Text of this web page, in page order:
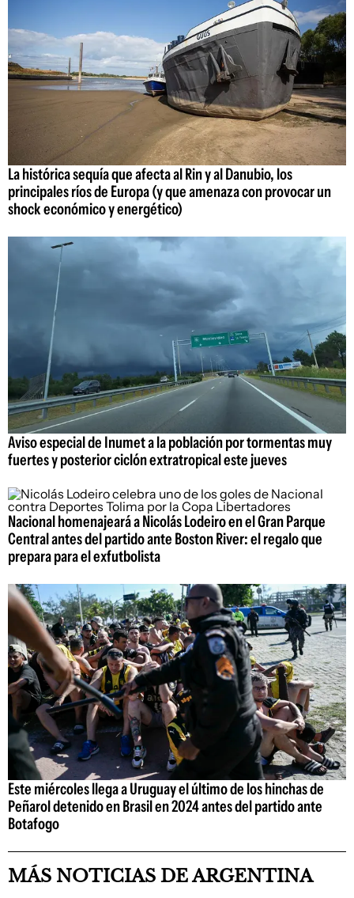
La histórica sequía que afecta al Rin y al Danubio, los
principales ríos de Europa (y que amenaza con provocar un
shock económico y energético)
Aviso especial de Inumet a la población por tormentas muy
fuertes y posterior ciclón extratropical este jueves
Nacional homenajeará a Nicolás Lodeiro en el Gran Parque
Central antes del partido ante Boston River: el regalo que
prepara para el exfutbolista
Este miércoles llega a Uruguay el último de los hinchas de
Peñarol detenido en Brasil en 2024 antes del partido ante
Botafogo
MÁS NOTICIAS DE ARGENTINA